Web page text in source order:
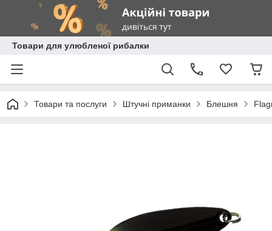
Товари для улюбленої рибалки
Товари та послуги Штучні приманки Блешня